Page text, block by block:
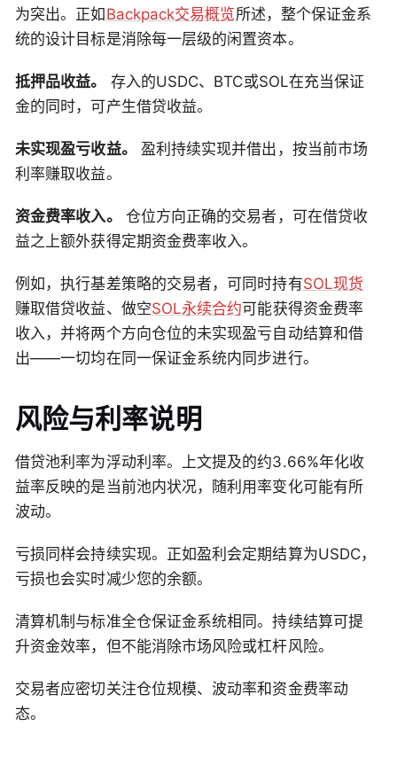
为突出。正如 Backpack交易概览所述，整个保证金系
统的设计目标是消除每一层级的闲置资本。
抵押品收益。
存入的USDC、BTC或SOL在充当保证
金的同时，可产生借贷收益。
未实现盈亏收益。
盈利持续实现并借出，按当前市场
利率赚取收益。
资金费率收入。
仓位方向正确的交易者，可在借贷收
益之上额外获得定期资金费率收入。
例如，执行基差策略的交易者，可同时持有SOL现货
赚取借贷收益、做空SOL永续合约可能获得资金费率
收入，并将两个方向仓位的未实现盈亏自动结算和借
出——一切均在同一保证金系统内同步进行。
风险与利率说明
借贷池利率为浮动利率。上文提及的约3.66%年化收
益率反映的是当前池内状况，随利用率变化可能有所
波动。
亏损同样会持续实现。正如盈利会定期结算为USDC，
亏损也会实时减少您的余额。
清算机制与标准全仓保证金系统相同。持续结算可提
升资金效率，但不能消除市场风险或杠杆风险。
交易者应密切关注仓位规模、波动率和资金费率动
态。